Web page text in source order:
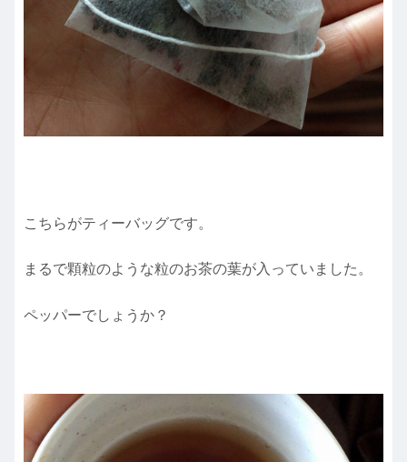
こちらがティーバッグです。
まるで顆粒のような粒のお茶の葉が入っていました。
ペッパーでしょうか？